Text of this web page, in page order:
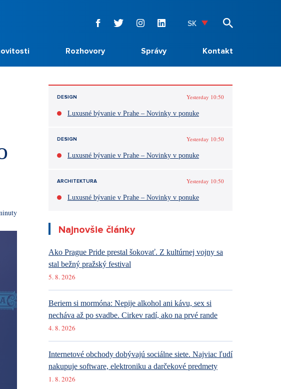
SK
Rozhovory Správy Kontakt
DESIGN Yesterday 10:50
Luxusné bývanie v Prahe – Novinky v ponuke
DESIGN Yesterday 10:50
Luxusné bývanie v Prahe – Novinky v ponuke
ARCHITEKTURA Yesterday 10:50
Luxusné bývanie v Prahe – Novinky v ponuke
Najnovšie články
Ako Prague Pride prestal šokovať. Z kultúrnej vojny sa
stal bežný pražský festival
5. 8. 2026
Beriem si mormóna: Nepije alkohol ani kávu, sex si
necháva až po svadbe. Cirkev radí, ako na prvé rande
4. 8. 2026
Internetové obchody dobývajú sociálne siete. Najviac ľudí
nakupuje software, elektroniku a darčekové predmety
1. 8. 2026